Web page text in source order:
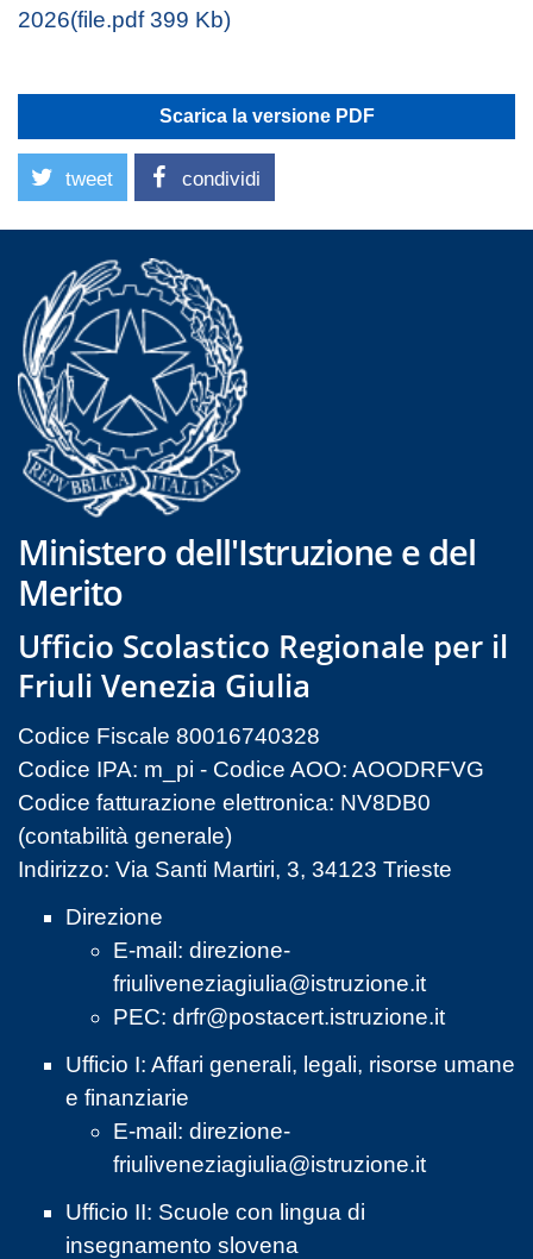
2026(file.pdf 399 Kb)
Scarica la versione PDF
tweet condividi
Ministero dell'Istruzione e del
Merito
Ufficio Scolastico Regionale per il
Friuli Venezia Giulia
Codice Fiscale 80016740328
Codice IPA: m_pi - Codice AOO: AOODRFVG
Codice fatturazione elettronica: NV8DB0
(contabilità generale)
Indirizzo: Via Santi Martiri, 3, 34123 Trieste
Direzione
E-mail: direzione-
friuliveneziagiulia@istruzione.it
PEC: drfr@postacert.istruzione.it
Ufficio I: Affari generali, legali, risorse umane
e finanziarie
E-mail: direzione-
friuliveneziagiulia@istruzione.it
Ufficio II: Scuole con lingua di
insegnamento slovena